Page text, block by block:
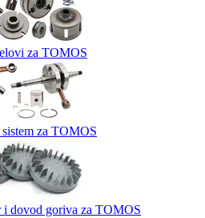
za TOMOS
za TOMOS
i dovod goriva za TOMOS